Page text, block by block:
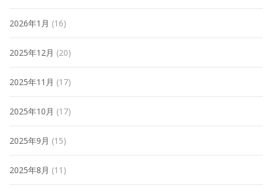
2026年1月 (16)
2025年12月 (20)
2025年11月 (17)
2025年10月 (17)
2025年9月 (15)
2025年8月 (11)